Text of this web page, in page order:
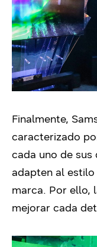
Finalmente,
caracterizado
cada uno de
adapten al
marca. Por ello,
mejorar cada